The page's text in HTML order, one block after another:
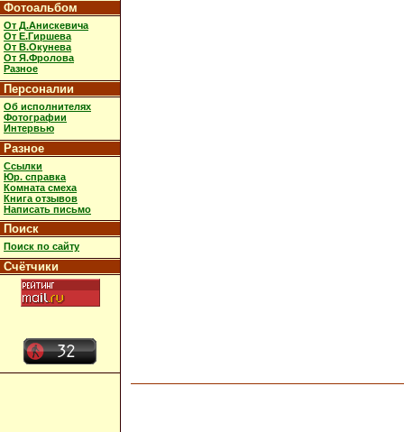
Фотоальбом
От Д.Анискевича
От Е.Гиршева
От В.Окунева
От Я.Фролова
Разное
Персоналии
Об исполнителях
Фотографии
Интервью
Разное
Ссылки
Юр. справка
Комната смеха
Книга отзывов
Написать письмо
Поиск
Поиск по сайту
Счётчики